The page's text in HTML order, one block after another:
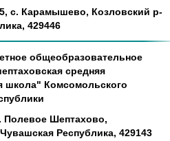
с. Карамышево, Козловский р-
429446
общеобразовательное
средняя
школа" Комсомольского
Полевое Шептахово,
Республика, 429143